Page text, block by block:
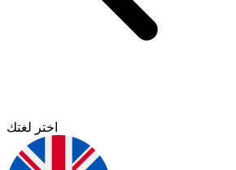
اختر لغتك